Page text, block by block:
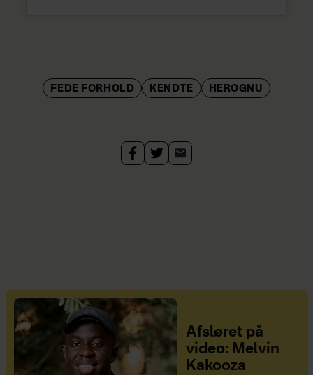
FEDE FORHOLD KENDTE HEROGNU
Afsløret på
video: Melvin
Kakooza